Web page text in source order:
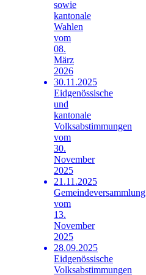
sowie
kantonale
Wahlen
vom
08.
März
2026
30.11.2025
Eidgenössische
und
kantonale
Volksabstimmungen
vom
30.
November
2025
21.11.2025
Gemeindeversammlung
vom
13.
November
2025
28.09.2025
Eidgenössische
Volksabstimmungen